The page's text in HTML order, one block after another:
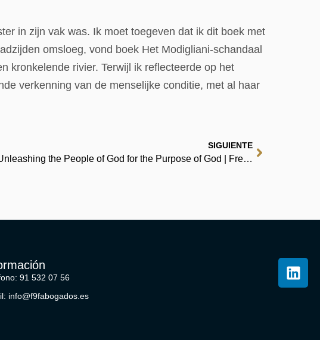
in zijn vak was. Ik moet toegeven dat ik dit boek met
omsloeg, vond boek Het Modigliani-schandaal
kronkelende rivier. Terwijl ik reflecteerde op het
verkenning van de menselijke conditie, met al haar
SIGUIENTE
Radical Together: Unleashing the People of God for the Purpose of God | Free Epub
91 532 07 56
info@f9fabogados.es